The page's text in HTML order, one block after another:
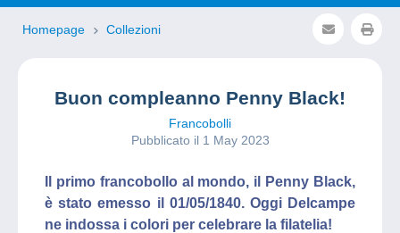
Homepage Collezioni
Buon compleanno Penny Black!
Francobolli
Pubblicato il 1 May 2023
Il primo francobollo al mondo, il Penny Black,
è stato emesso il 01/05/1840. Oggi Delcampe
ne indossa i colori per celebrare la filatelia!